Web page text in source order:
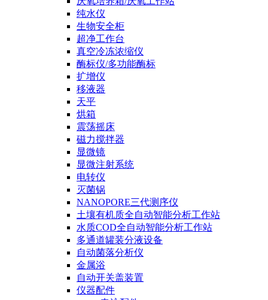
纯水仪
生物安全柜
超净工作台
真空冷冻浓缩仪
酶标仪/多功能酶标
扩增仪
移液器
天平
烘箱
震荡摇床
磁力搅拌器
显微镜
显微注射系统
电转仪
灭菌锅
NANOPORE三代测序仪
土壤有机质全自动智能分析工作站
水质COD全自动智能分析工作站
多通道罐装分液设备
自动菌落分析仪
金属浴
自动开关盖装置
仪器配件